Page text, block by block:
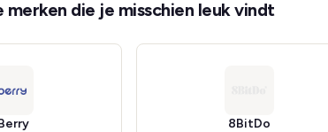
die je misschien leuk vindt
8BitDo